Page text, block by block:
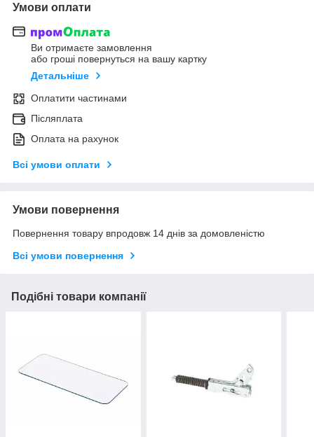
Умови оплати
Ви отримаєте замовлення
або гроші повернуться на вашу картку
Детальніше
Оплатити частинами
Післяплата
Оплата на рахунок
Всі умови оплати
Умови повернення
Повернення товару впродовж 14 днів за домовленістю
Всі умови повернення
Подібні товари компанії